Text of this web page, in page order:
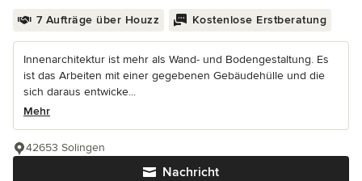
7 Aufträge über Houzz Kostenlose Erstberatung
Innenarchitektur ist mehr als Wand- und Bodengestaltung. Es
ist das Arbeiten mit einer gegebenen Gebäudehülle und die
sich daraus entwicke...
Mehr
Nachricht
42653 Solingen